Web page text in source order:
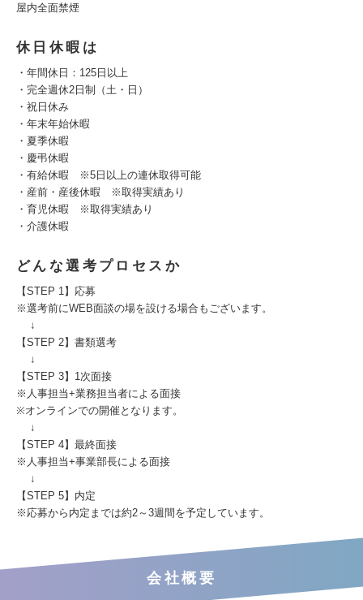
屋内全面禁煙
休日休暇は
・年間休日：125日以上
・完全週休2日制（土・日）
・祝日休み
・年末年始休暇
・夏季休暇
・慶弔休暇
・有給休暇 ※5日以上の連休取得可能
・産前・産後休暇 ※取得実績あり
・育児休暇 ※取得実績あり
・介護休暇
どんな選考プロセスか
【STEP 1】応募
※選考前にWEB面談の場を設ける場合もございます。
↓
【STEP 2】書類選考
↓
【STEP 3】1次面接
※人事担当+業務担当者による面接
※オンラインでの開催となります。
↓
【STEP 4】最終面接
※人事担当+事業部長による面接
↓
【STEP 5】内定
※応募から内定までは約2～3週間を予定しています。
会社概要